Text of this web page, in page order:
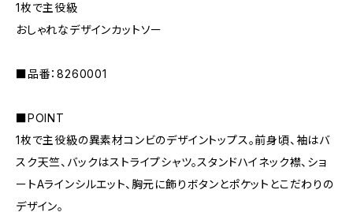
1枚で主役級
おしゃれなデザインカットソー
■品番：8260001
■POINT
1枚で主役級の異素材コンビのデザイントップス。前身頃、袖はバ
スク天竺、バックはストライプシャツ。スタンドハイネック襟、ショ
ートAラインシルエット、胸元に飾りボタンとポケットとこだわりの
デザイン。